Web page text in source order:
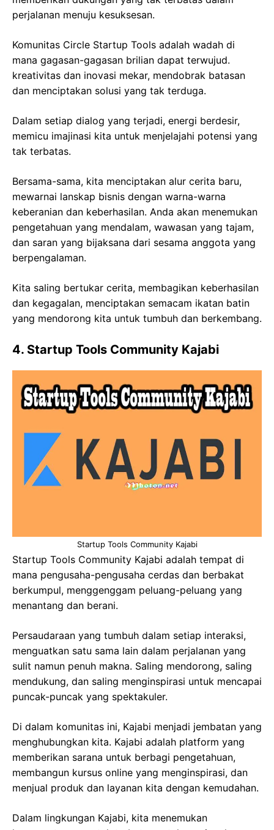
perjalanan menuju kesuksesan.
Komunitas Circle Startup Tools adalah wadah di
mana gagasan-gagasan brilian dapat terwujud.
kreativitas dan inovasi mekar, mendobrak batasan
dan menciptakan solusi yang tak terduga.
Dalam setiap dialog yang terjadi, energi berdesir,
memicu imajinasi kita untuk menjelajahi potensi yang
tak terbatas.
Bersama-sama, kita menciptakan alur cerita baru,
mewarnai lanskap bisnis dengan warna-warna
keberanian dan keberhasilan. Anda akan menemukan
pengetahuan yang mendalam, wawasan yang tajam,
dan saran yang bijaksana dari sesama anggota yang
berpengalaman.
Kita saling bertukar cerita, membagikan keberhasilan
dan kegagalan, menciptakan semacam ikatan batin
yang mendorong kita untuk tumbuh dan berkembang.
4. Startup Tools Community Kajabi
Startup Tools Community Kajabi
Startup Tools Community Kajabi adalah tempat di
mana pengusaha-pengusaha cerdas dan berbakat
berkumpul, menggenggam peluang-peluang yang
menantang dan berani.
Persaudaraan yang tumbuh dalam setiap interaksi,
menguatkan satu sama lain dalam perjalanan yang
sulit namun penuh makna. Saling mendorong, saling
mendukung, dan saling menginspirasi untuk mencapai
puncak-puncak yang spektakuler.
Di dalam komunitas ini, Kajabi menjadi jembatan yang
menghubungkan kita. Kajabi adalah platform yang
memberikan sarana untuk berbagi pengetahuan,
membangun kursus online yang menginspirasi, dan
menjual produk dan layanan kita dengan kemudahan.
Dalam lingkungan Kajabi, kita menemukan